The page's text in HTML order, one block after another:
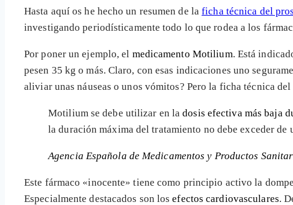
Hasta aquí os he hecho un resumen de laficha técnica del
investigando periodísticamente todo lo que rodea a los
Por poner un ejemplo, el medicamento Motilium. Está
pesen 35 kg o más. Claro, con esas indicaciones uno
aliviar unas náuseas o unos vómitos? Pero la ficha técnica
Motilium se debe utilizar en ladosis efectiva más baja
la duración máxima del tratamiento no debe exceder de
Agencia Española de Medicamentos y Productos
Este fármaco «inocente» tiene como principio activo la
Especialmente destacados son losefectos cardiovasculares.